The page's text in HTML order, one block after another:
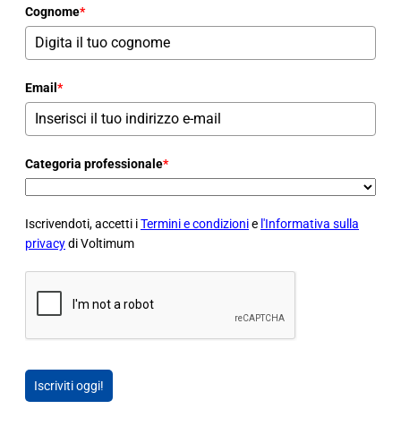
Cognome*
Email*
Categoria professionale*
Iscrivendoti, accetti iTermini e condizionie l'Informativa sulla
privacydi Voltimum
Iscriviti oggi!